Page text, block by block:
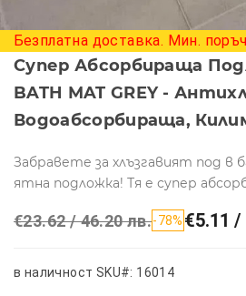
Безплатна доставка. Мин.
Супер Абсорбираща
BATH MAT GREY -
Водоабсорбираща,
Забравете за хлъзгавият под в
ятна подложка! Тя е супер
€23.62 / 46.20 лв.-78% €5.11 /
в наличност SKU#: 16014